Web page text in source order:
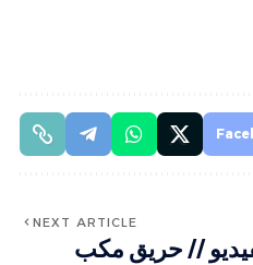
NEXT ARTICLE
// حريق مكب